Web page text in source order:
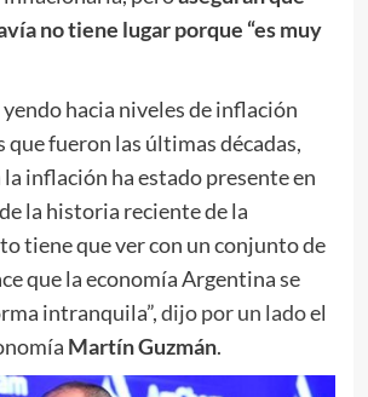
no tiene lugar porque “es muy
hacia niveles de inflación
que fueron las últimas décadas,
inflación ha estado presente en
la historia reciente de la
tiene que ver con un conjunto de
que la economía Argentina se
intranquila”,dijo por un ladoel
Martín Guzmán.